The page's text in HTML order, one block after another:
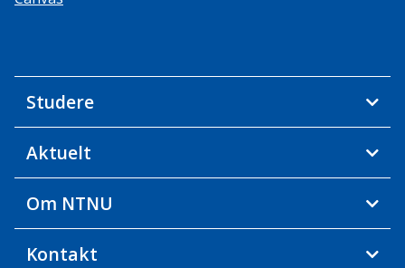
Studere
Aktuelt
Om NTNU
Kontakt